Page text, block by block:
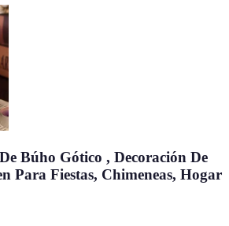
Búho Gótico , Decoración De
Para Fiestas, Chimeneas, Hogar